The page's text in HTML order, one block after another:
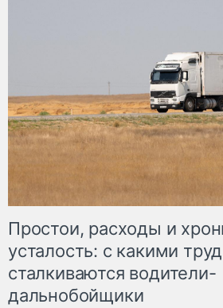
Простои, расходы и
усталость: с какими
сталкиваются водители-
дальнобойщики